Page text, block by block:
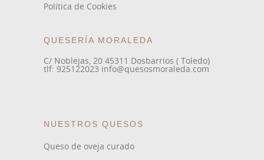
Política de Cookies
QUESERÍA MORALEDA
C/ Noblejas, 20 45311 Dosbarrios ( Toledo)
tlf: 925122023 info@quesosmoraleda.com
NUESTROS QUESOS
Queso de oveja curado